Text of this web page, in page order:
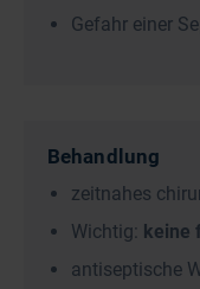
Gefahr einer
Behandlung
zeitnahes
Wichtig: keine
antiseptische